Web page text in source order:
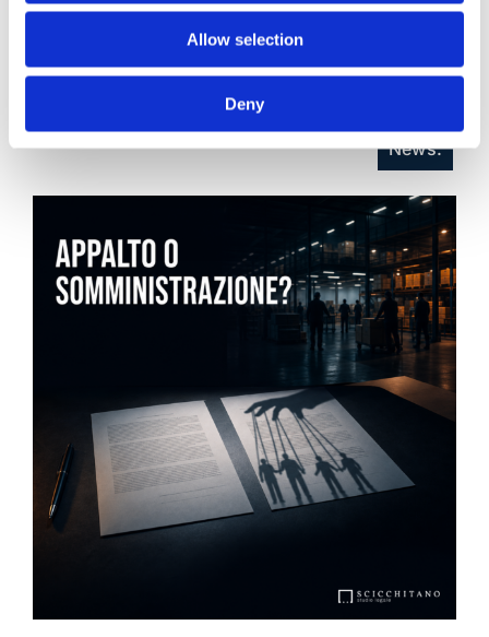
Allow selection
Deny
Diritto del Lavoro, Michela Colitta, Sentenze Cassazione
News.